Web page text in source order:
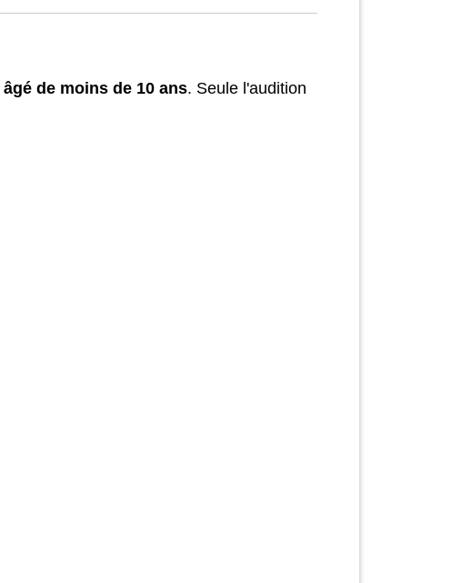
âgé de moins de 10 ans. Seule l'audition